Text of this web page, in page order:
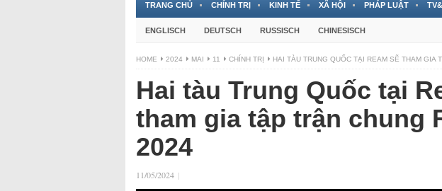
TRANG CHỦ CHÍNH TRỊ KINH TẾ XÃ HỘI PHÁP LUẬT
ENGLISCH DEUTSCH RUSSISCH CHINESISCH
HOME 2024 MAI 11 CHÍNH TRỊ HAI TÀU TRUNG QUỐC TẠI REAM SẼ THAM GIA
Hai tàu Trung Quốc tại
tham gia tập trận chung
2024
11/05/2024 |